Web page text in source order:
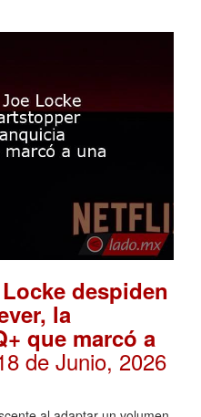
despiden
la
que marcó a
de Junio, 2026